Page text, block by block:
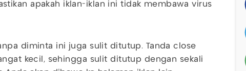
apakah iklan-iklan ini tidak membawa virus
diminta ini juga sulit ditutup. Tanda close
kecil, sehingga sulit ditutup dengan sekali